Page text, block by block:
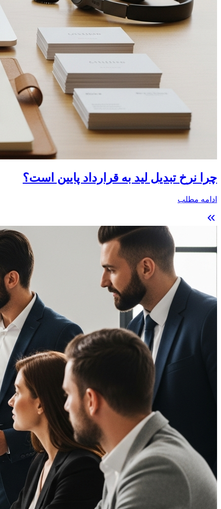
چرا نرخ تبدیل لید به قرارداد پایین است؟
ادامه مطلب